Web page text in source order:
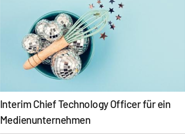
Interim Chief Technology Officer für ein
Medienunternehmen